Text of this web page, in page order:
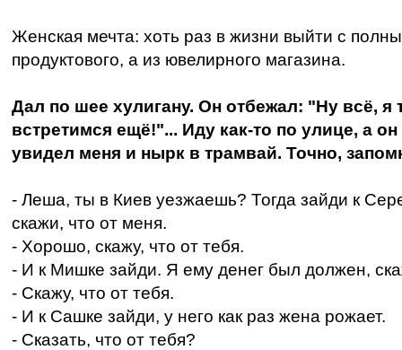
Женская мечта: хоть раз в жизни выйти с
продуктового, а из ювелирного магазина.
Дал по шее хулигану. Он отбежал: "Ну всё, я
встретимся ещё!"... Иду как-то по улице, а
увидел меня и нырк в трамвай. Точно,
- Леша, ты в Киев уезжаешь? Тогда зайди к
скажи, что от меня.
- Хорошо, скажу, что от тебя.
- И к Мишке зайди. Я ему денег был должен,
- Скажу, что от тебя.
- И к Сашке зайди, у него как раз жена рожает.
- Сказать, что от тебя?